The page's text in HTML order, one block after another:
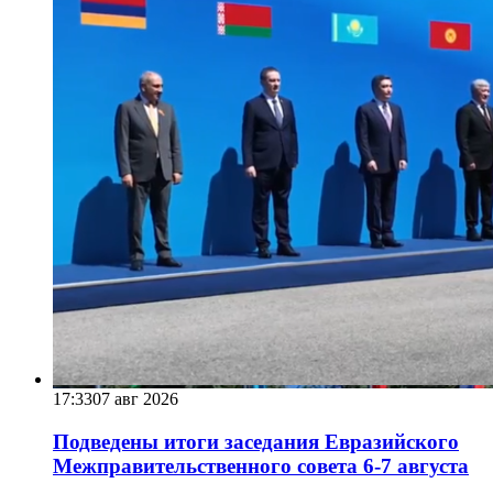
17:3307 авг 2026
Подведены итоги заседания Евразийского
Межправительственного совета 6-7 августа